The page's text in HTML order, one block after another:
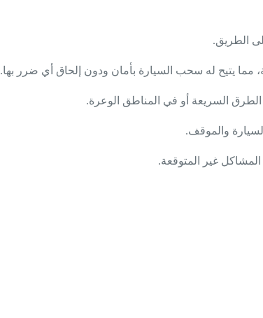
الطريق.
يتيح له سحب السيارة بأمان ودون إلحاق أي ضرر بها.
السريعة أو في المناطق الوعرة.
والموقف.
غير المتوقعة.